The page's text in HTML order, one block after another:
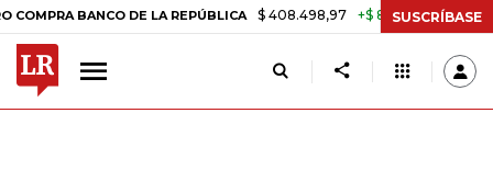
DE LA REPÚBLICA $ 408.498,97 +$ 8.753,81 +2,19% TASA
SUSCRÍBASE